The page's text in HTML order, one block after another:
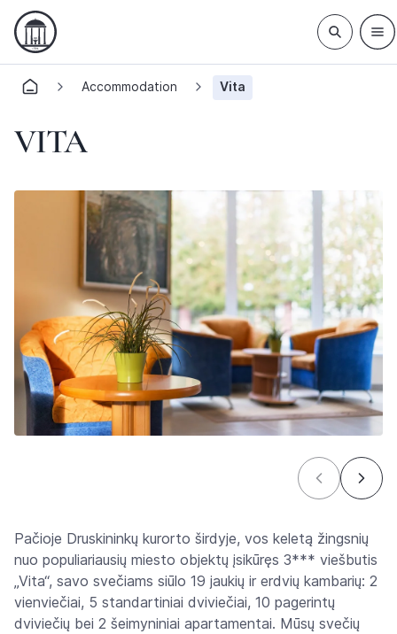
Accommodation Vita
VITA
Pačioje Druskininkų kurorto širdyje, vos keletą žingsnių
nuo populiariausių miesto objektų įsikūręs 3*** viešbutis
„Vita“, savo svečiams siūlo 19 jaukių ir erdvių kambarių: 2
vienviečiai, 5 standartiniai dviviečiai, 10 pagerintų
dviviečių bei 2 šeimyniniai apartamentai. Mūsų svečių